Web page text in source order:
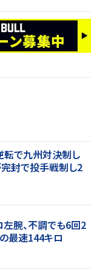
転で九州対決制し
完封で投手戦制し2
左腕、不調でも6回2
最速144キロ